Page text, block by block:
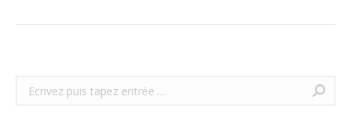
Recherche